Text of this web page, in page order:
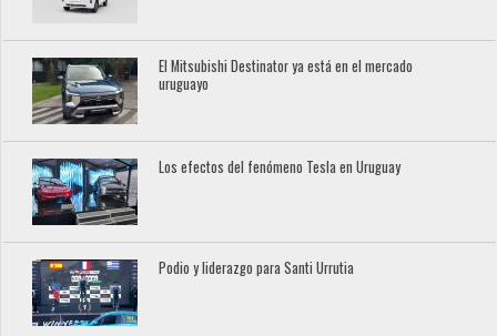
El Mitsubishi Destinator ya está en el mercado
uruguayo
Los efectos del fenómeno Tesla en Uruguay
Podio y liderazgo para Santi Urrutia